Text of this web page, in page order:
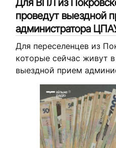
проведут выездной
администратора
услуги можно
Для переселенцев из
которые сейчас живут
выездной прием
время встречи можно
подать заявку на
уничтоженный дом и...